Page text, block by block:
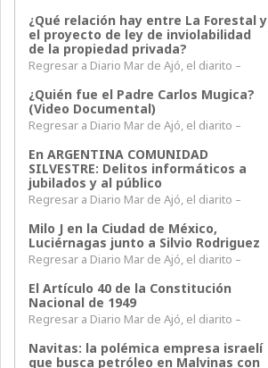
¿Qué relación hay entre La Forestal y
el proyecto de ley de inviolabilidad
de la propiedad privada?
Regresar a Diario Mar de Ajó, el diarito –
¿Quién fue el Padre Carlos Mugica?
(Video Documental)
Regresar a Diario Mar de Ajó, el diarito –
En ARGENTINA COMUNIDAD
SILVESTRE: Delitos informáticos a
jubilados y al público
Regresar a Diario Mar de Ajó, el diarito –
Milo J en la Ciudad de México,
Luciérnagas junto a Silvio Rodriguez
Regresar a Diario Mar de Ajó, el diarito –
El Artículo 40 de la Constitución
Nacional de 1949
Regresar a Diario Mar de Ajó, el diarito –
Navitas: la polémica empresa israelí
que busca petróleo en Malvinas con